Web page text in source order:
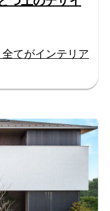
てがインテリア